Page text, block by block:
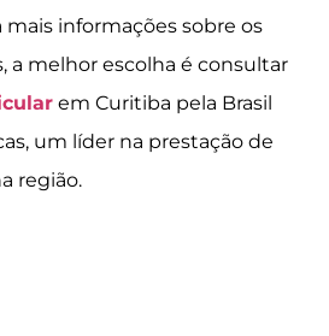
mais informações sobre os
a melhor escolha é consultar
em Curitiba pela Brasil
um líder na prestação de
região.